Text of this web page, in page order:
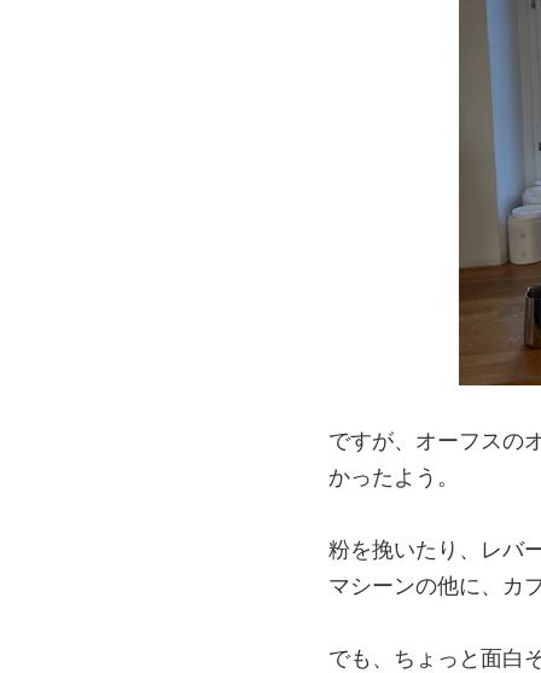
ですが、オーフスの
かったよう。
粉を挽いたり、レバ
マシーンの他に、カ
でも、ちょっと面